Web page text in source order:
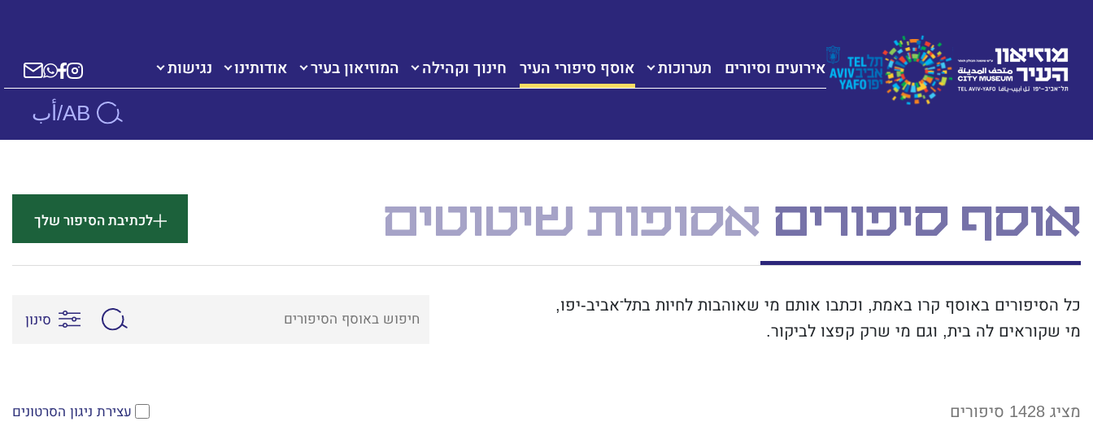
אירועים וסיורים תערוכות אוסף סיפורי העיר חינוך וקהילה המוזיאון בעיר אודותינו נגישות
AB/أب
אוסף סיפורים אסופות שיטוטים לכתיבת הסיפור שלך
כל הסיפורים באוסף קרו באמת, וכתבו אותם מי שאוהבות לחיות בתל־אביב-יפו,
מי שקוראים לה בית, וגם מי שרק קפצו לביקור.
סינון
מציג 1428 סיפורים עצירת ניגון הסרטונים